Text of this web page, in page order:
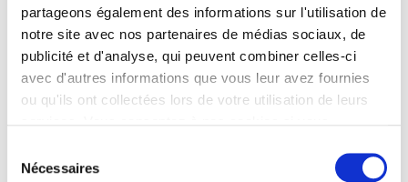
partageons également des informations sur l'utilisation de
notre site avec nos partenaires de médias sociaux, de
publicité et d'analyse, qui peuvent combiner celles-ci
avec d'autres informations que vous leur avez fournies
ou qu'ils ont collectées lors de votre utilisation de leurs
Nécessaires